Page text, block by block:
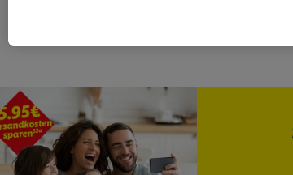
angereicherten Profilen. Dies umfasst die
Kaufverhalten in den Lidl-Diensten, Informationen
genauen Standortdaten) auch über verschiedene
Segmenten). Im Zusammenhang mit dem
Erfolgsmessung der Werbung, zur
Sicherung und Optimierung dieser
Sofern Sie hier Ihre Zustimmung dazu erteilen und
Plus-Konto einloggen, kann darüber hinaus auch Ihre